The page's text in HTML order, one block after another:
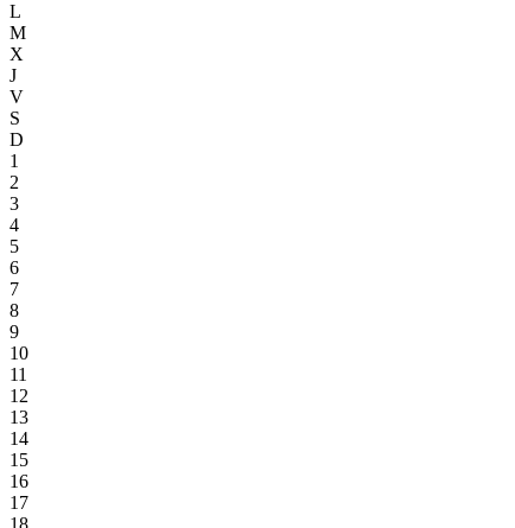
L
M
X
J
V
S
D
1
2
3
4
5
6
7
8
9
10
11
12
13
14
15
16
17